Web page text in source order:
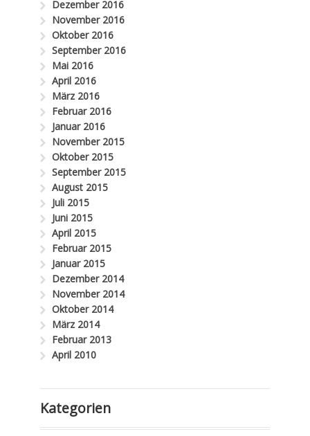
Dezember 2016
November 2016
Oktober 2016
September 2016
Mai 2016
April 2016
März 2016
Februar 2016
Januar 2016
November 2015
Oktober 2015
September 2015
August 2015
Juli 2015
Juni 2015
April 2015
Februar 2015
Januar 2015
Dezember 2014
November 2014
Oktober 2014
März 2014
Februar 2013
April 2010
Kategorien